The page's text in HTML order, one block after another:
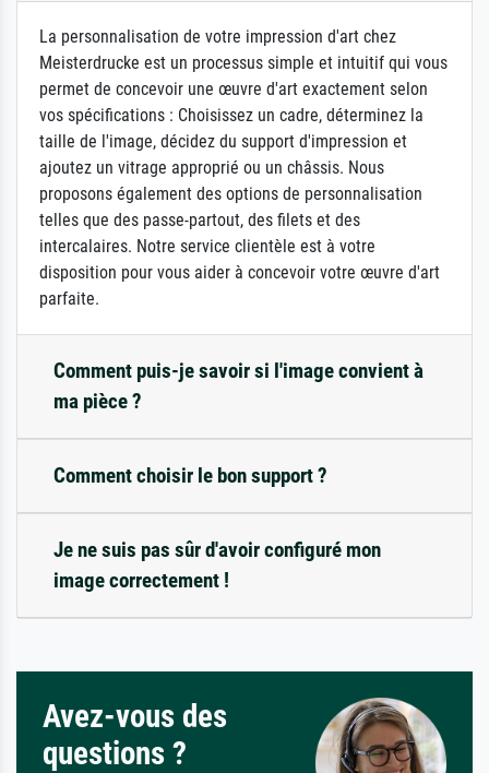
La personnalisation de votre impression d'art chez
Meisterdrucke est un processus simple et intuitif qui vous
permet de concevoir une œuvre d'art exactement selon
vos spécifications : Choisissez un cadre, déterminez la
taille de l'image, décidez du support d'impression et
ajoutez un vitrage approprié ou un châssis. Nous
proposons également des options de personnalisation
telles que des passe-partout, des filets et des
intercalaires. Notre service clientèle est à votre
disposition pour vous aider à concevoir votre œuvre d'art
parfaite.
Comment puis-je savoir si l'image convient à
ma pièce ?
Comment choisir le bon support ?
Je ne suis pas sûr d'avoir configuré mon
image correctement !
Avez-vous des
questions ?